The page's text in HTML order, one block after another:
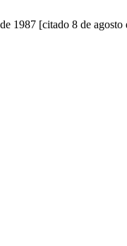
1987 [citado 8 de